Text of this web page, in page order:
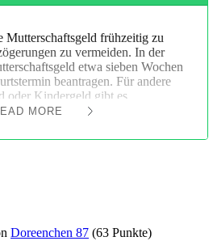
Mutterschaftsgeld frühzeitig zu
zu vermeiden. In der
etwa sieben Wochen
beantragen. Für andere
oder Kindergeld gibt es
Sie sich daher rechtzeitig
erforderlichen Unterlagen.
nur bis zu einem bestimmten
alle erforderlichen Dokumente
Unterstützung während Ihrer
der Geburt sicherzustellen.
MORE
Doreenchen 87 (63 Punkte)